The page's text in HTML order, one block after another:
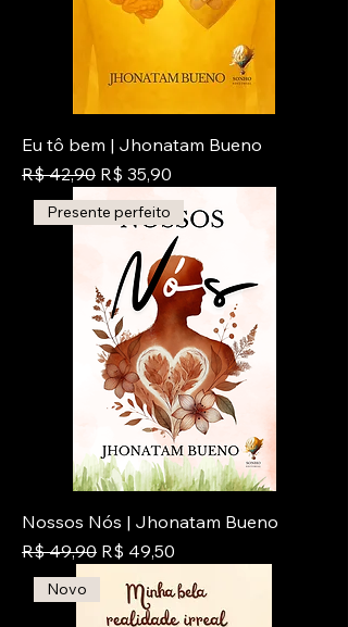
Eu tô bem | Jhonatam Bueno
Preço normal
R$ 42,90 Preço promocional
R$ 35,90
Presente perfeito
Nossos Nós | Jhonatam Bueno
Preço normal
R$ 49,90 Preço promocional
R$ 49,50
Novo